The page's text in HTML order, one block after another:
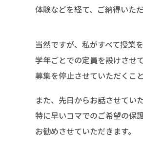
体験などを経て、ご納得いた
当然ですが、私がすべて授業
学年ごとでの定員を設けさせ
募集を停止させていただくこ
また、先日からお話させてい
特に早いコマでのご希望の保
お勧めさせていただきます。